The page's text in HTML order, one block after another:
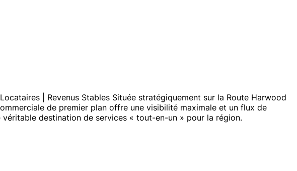
| Revenus Stables Située stratégiquement sur la Route Harwood
de premier plan offre une visibilité maximale et un flux de
destination de services « tout-en-un » pour la région.